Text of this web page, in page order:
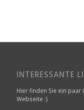
INTERESSANTE
Hier finden Sie ein
Webseite :)